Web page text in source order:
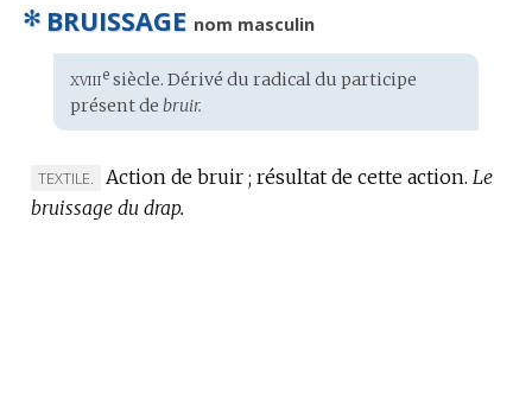
✻ BRUISSAGE nom masculin
Étymologie
:
xviiiesiècle. Dérivé du radical du participe
présent de bruir.
MARQUE
DE
TEXTILE. Action de bruir ; résultat de cette action. Le
bruissage du drap.